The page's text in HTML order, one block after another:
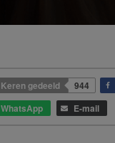
Keren gedeeld 944
WhatsApp
E-mail